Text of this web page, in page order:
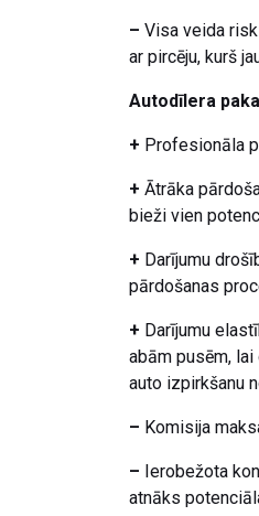
– Visa veida
ar pircēju, kurš
Autodīlera
+ Profesionāla
+ Ātrāka
bieži vien
+ Darījumu
pārdošanas
+ Darījumu
abām pusēm,
auto izpirkšanu
– Komisija
– Ierobežota
atnāks